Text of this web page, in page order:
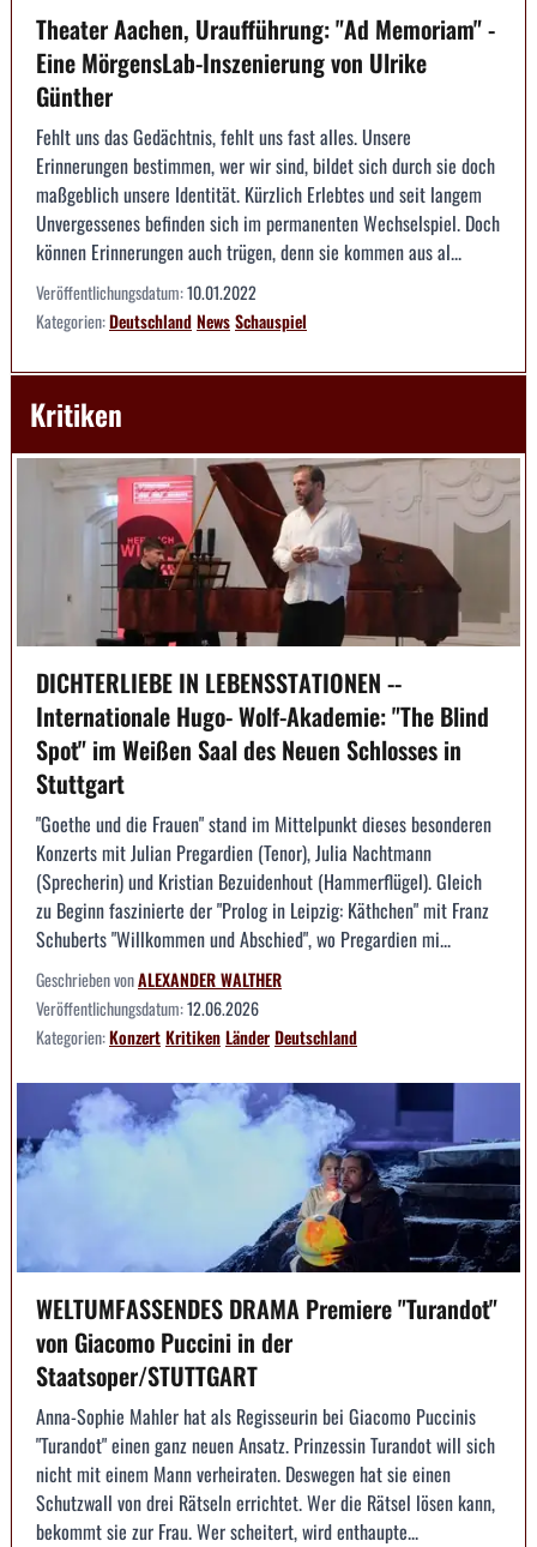
Theater Aachen, Uraufführung: "Ad Memoriam" -
Eine MörgensLab-Inszenierung von Ulrike
Günther
Fehlt uns das Gedächtnis, fehlt uns fast alles. Unsere
Erinnerungen bestimmen, wer wir sind, bildet sich durch sie doch
maßgeblich unsere Identität. Kürzlich Erlebtes und seit langem
Unvergessenes befinden sich im permanenten Wechselspiel. Doch
können Erinnerungen auch trügen, denn sie kommen aus al...
Veröffentlichungsdatum:10.01.2022
Kategorien:DeutschlandNewsSchauspiel
Kritiken
DICHTERLIEBE IN LEBENSSTATIONEN --
Internationale Hugo- Wolf-Akademie: "The Blind
Spot" im Weißen Saal des Neuen Schlosses in
Stuttgart
"Goethe und die Frauen" stand im Mittelpunkt dieses besonderen
Konzerts mit Julian Pregardien (Tenor), Julia Nachtmann
(Sprecherin) und Kristian Bezuidenhout (Hammerflügel). Gleich
zu Beginn faszinierte der "Prolog in Leipzig: Käthchen" mit Franz
Schuberts "Willkommen und Abschied", wo Pregardien mi...
Geschrieben vonALEXANDER WALTHER
Veröffentlichungsdatum:12.06.2026
Kategorien:KonzertKritikenLänderDeutschland
WELTUMFASSENDES DRAMA Premiere "Turandot"
von Giacomo Puccini in der
Staatsoper/STUTTGART
Anna-Sophie Mahler hat als Regisseurin bei Giacomo Puccinis
"Turandot" einen ganz neuen Ansatz. Prinzessin Turandot will sich
nicht mit einem Mann verheiraten. Deswegen hat sie einen
Schutzwall von drei Rätseln errichtet. Wer die Rätsel lösen kann,
bekommt sie zur Frau. Wer scheitert, wird enthaupte...